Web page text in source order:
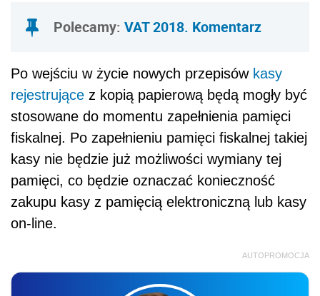
Polecamy: VAT 2018. Komentarz
Po wejściu w życie nowych przepisów kasy
rejestrujące z kopią papierową będą mogły być
stosowane do momentu zapełnienia pamięci
fiskalnej. Po zapełnieniu pamięci fiskalnej takiej
kasy nie będzie już możliwości wymiany tej
pamięci, co będzie oznaczać konieczność
zakupu kasy z pamięcią elektroniczną lub kasy
on-line.
AUTOPROMOCJA